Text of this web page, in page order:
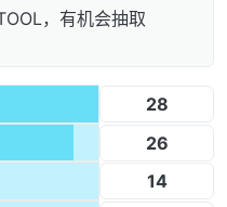
，有机会抽取
28
26
14